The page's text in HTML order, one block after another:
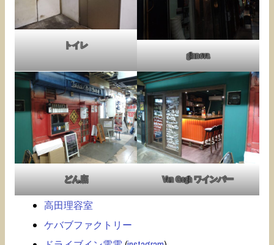
トイレ
ginnova
どん底 Van Gogh ワインバー
高田理容室
ケバブファクトリー